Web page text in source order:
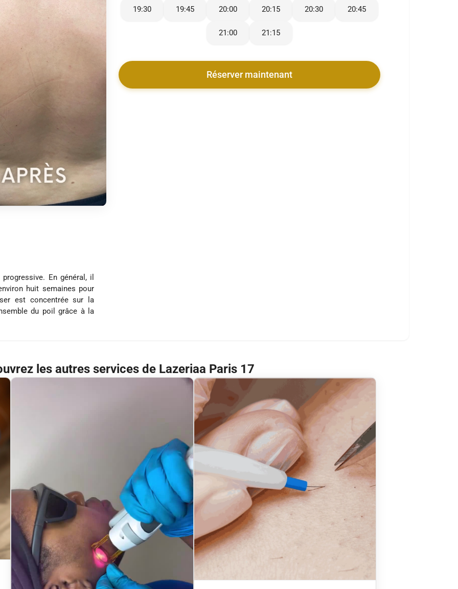
En général, il
huit semaines pour
est concentrée sur la
du poil grâce à la
19:30 19:45 20:00 20:15 20:30 20:45
21:00 21:15
Réserver maintenant
les autres services de Lazeriaa Paris 17